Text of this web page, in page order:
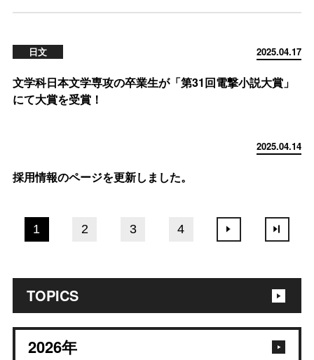
TOPICS
2026年
2025.04.17
日文
文学科日本文学専攻の卒業生が「第31回電撃小説大賞」
にて大賞を受賞！
2025.04.14
採用情報のページを更新しました。
1 2 3 4